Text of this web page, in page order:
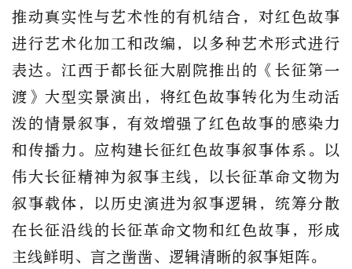
推动真实性与艺术性的有机结合，对红色故事
进行艺术化加工和改编，以多种艺术形式进行
表达。江西于都长征大剧院推出的《长征第一
渡》大型实景演出，将红色故事转化为生动活
泼的情景叙事，有效增强了红色故事的感染力
和传播力。应构建长征红色故事叙事体系。以
伟大长征精神为叙事主线，以长征革命文物为
叙事载体，以历史演进为叙事逻辑，统筹分散
在长征沿线的长征革命文物和红色故事，形成
主线鲜明、言之凿凿、逻辑清晰的叙事矩阵。